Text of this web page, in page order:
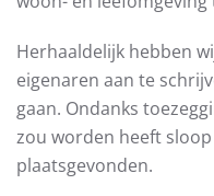
Herhaaldelijk hebben
eigenaren aan te
gaan. Ondanks
zou worden heeft
plaatsgevonden.